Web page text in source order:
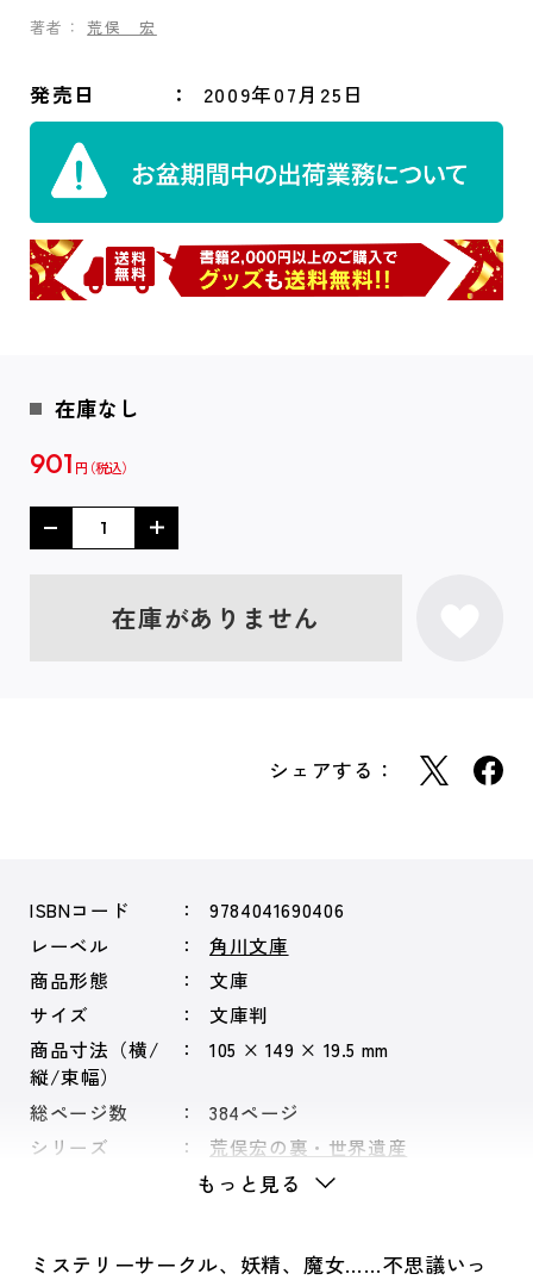
著者： 荒俣 宏
発売日 2009年07月25日
在庫なし
901 円
在庫がありません
シェアする：
ISBNコード
9784041690406
レーベル
角川文庫
商品形態
文庫
サイズ
文庫判
商品寸法（横/
縦/束幅）
105 × 149 × 19.5 mm
総ページ数
384ページ
シリーズ
荒俣宏の裏・世界遺産
もっと見る
ミステリーサークル、妖精、魔女……不思議いっ